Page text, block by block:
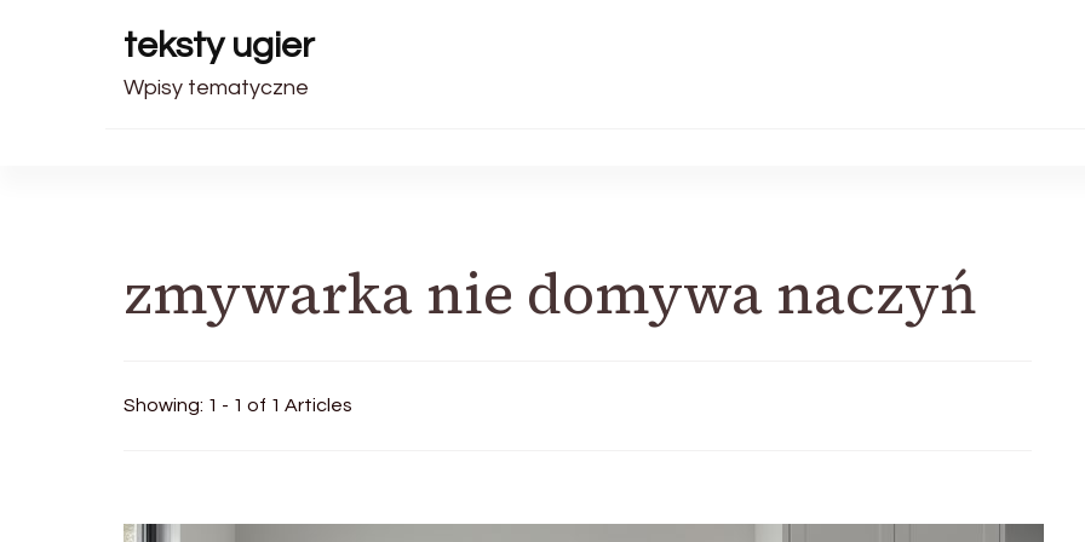
teksty ugier
Wpisy tematyczne
zmywarka nie domywa naczyń
Showing: 1 - 1 of 1 Articles